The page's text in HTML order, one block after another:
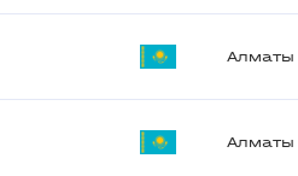
Алматы
Алматы